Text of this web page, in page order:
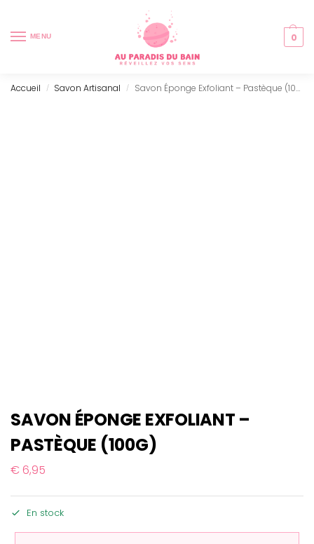
MENU 0
Accueil / Savon Artisanal / Savon Éponge Exfoliant – Pastèque (100g)
SAVON ÉPONGE EXFOLIANT –
PASTÈQUE (100G)
€ 6,95
En stock